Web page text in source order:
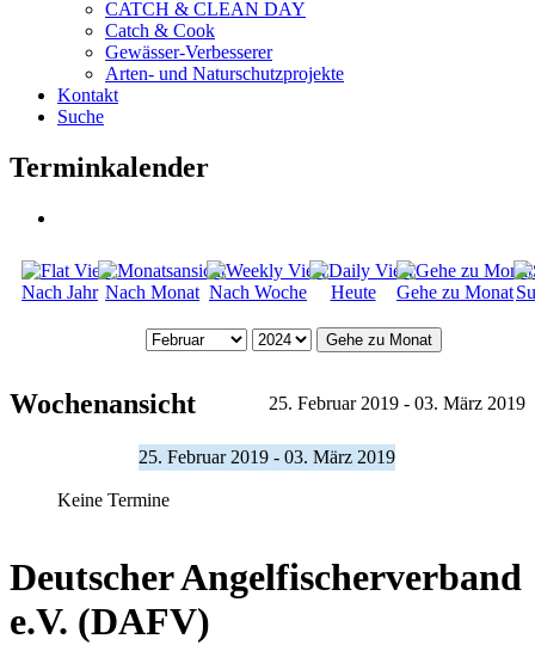
CATCH & CLEAN DAY
Catch & Cook
Gewässer-Verbesserer
Arten- und Naturschutzprojekte
Kontakt
Suche
Terminkalender
Nach Jahr Nach Monat Nach Woche Heute Gehe zu Monat
Gehe zu Monat
Wochenansicht 25. Februar 2019 - 03. März 2019
25. Februar 2019 - 03. März 2019
Keine Termine
Deutscher Angelfischerverband
e.V. (DAFV)